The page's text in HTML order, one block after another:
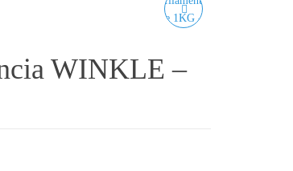
WINKLE –